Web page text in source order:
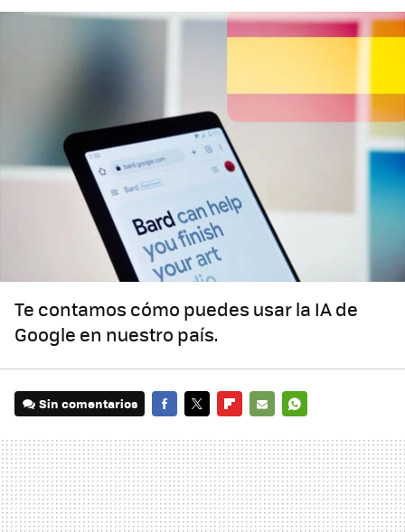
Te contamos cómo puedes usar la IA de
Google en nuestro país.
Sin comentarios
MAIL